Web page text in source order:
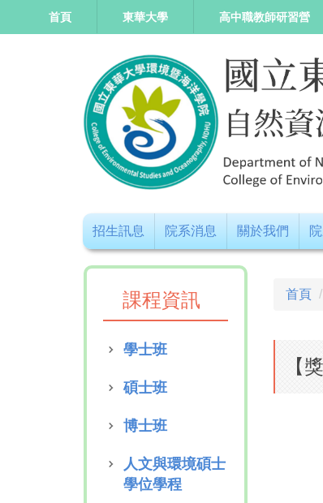
到
首頁 東華大學 高中職教師研習營
招生訊息 院系消息 關於我們
課程資訊
學士班
碩士班
博士班
人文與環境碩士
學位學程
首頁
【